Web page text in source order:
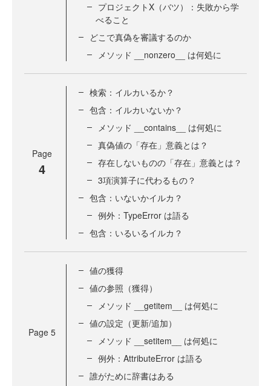
プロジェクトX（バツ）：失敗から学
べること
どこで真偽を審議するのか
メソッド __nonzero__ は何処に
Page
4
検索：イルカいるか？
包含：イルカいないか？
メソッド __contains__ は何処に
真偽値の「存在」意義とは？
存在しないものの「存在」意義とは？
3項演算子に代わるもの？
包含：いないかイルカ？
例外：TypeError は語る
包含：いるいるイルカ？
Page 5
値の獲得
値の参照（獲得）
メソッド __getitem__ は何処に
値の設定（更新/追加）
メソッド __setitem__ は何処に
例外：AttributeError は語る
誰がために辞書はある